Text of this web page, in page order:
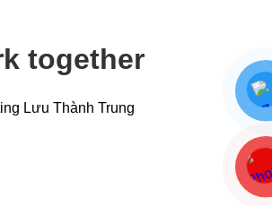
together
Lưu Thành Trung